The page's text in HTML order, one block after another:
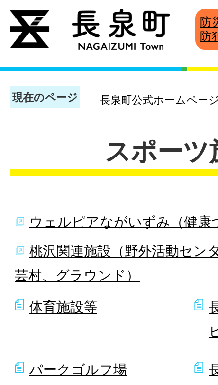
防
防
現在のページ 長泉町公式ホームペー
スポーツ
ウェルピアながいずみ（健康
桃沢関連施設（野外活動セン
芸村、グラウンド）
体育施設等
パークゴルフ場